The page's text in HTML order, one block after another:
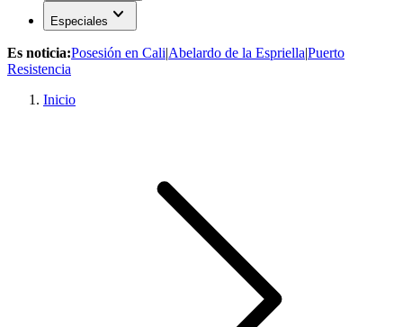
Especiales expand_more
Es noticia:Posesión en Cali|Abelardo de la Espriella|Puerto
Resistencia
Inicio